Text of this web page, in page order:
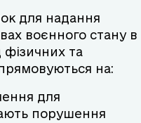
для надання
воєнного стану в
фізичних та
на:
для
порушення